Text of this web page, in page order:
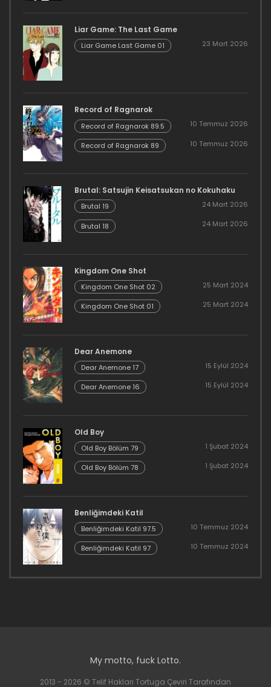
Liar Game: The Last Game
Liar Game Last Game 01 23 Mart 2026
Record of Ragnarok
Record of Ragnarok 89.5 10 Temmuz 2026
Record of Ragnarok 89 10 Temmuz 2026
Brutal: Satsujin Keisatsukan no Kokuhaku
Brutal 19 24 Mart 2026
Brutal 18 24 Mart 2026
Kingdom One Shot
Kingdom One Shot 02 25 Mart 2024
Kingdom One Shot 01 25 Mart 2024
Dear Anemone
Dear Anemone 17 15 Eylül 2024
Dear Anemone 16 15 Eylül 2024
Old Boy
Old Boy Bölüm 79 1 Şubat 2024
Old Boy Bölüm 78 1 Şubat 2024
Benliğimdeki Katil
Benliğimdeki Katil 97.5 10 Temmuz 2024
Benliğimdeki Katil 97 10 Temmuz 2024
My motto, fuck Lotto.
2013 - 2026 © Telif Hakları Tortuga Çeviri Tarafından